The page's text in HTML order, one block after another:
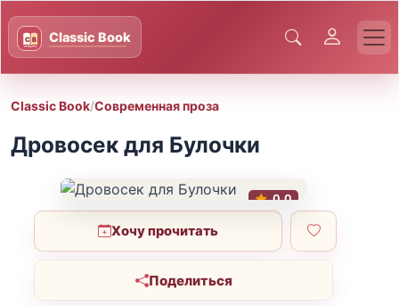
Classic Book/Современная проза
Дровосек для Булочки
0.0
Хочу прочитать
Поделиться